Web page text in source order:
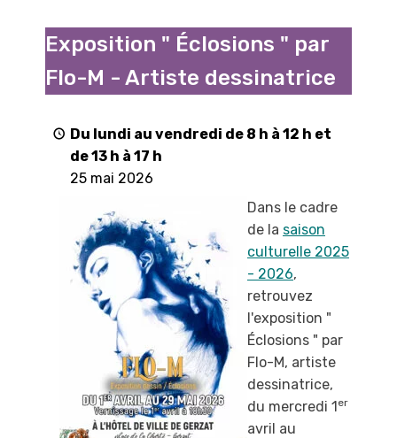
Éclosions
Exposition " Éclosions " par
Flo-M - Artiste dessinatrice
Du lundi au vendredi de 8 h à 12 h et
de 13 h à 17 h
25 mai 2026
Dans le cadre
de la saison
culturelle 2025
- 2026,
retrouvez
l'exposition "
Éclosions " par
Flo-M, artiste
dessinatrice,
du mercredi 1er
avril au